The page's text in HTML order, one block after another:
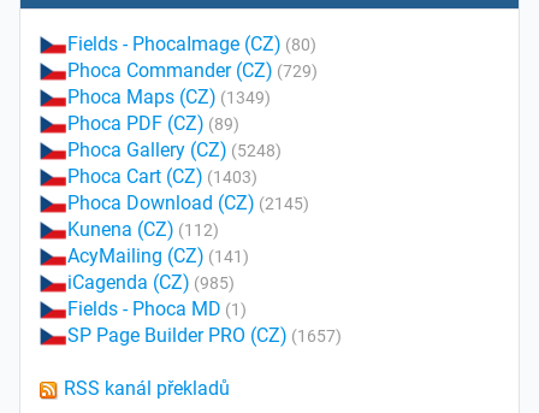
Fields - PhocaImage (CZ) (80)
Phoca Commander (CZ) (729)
Phoca Maps (CZ) (1349)
Phoca PDF (CZ) (89)
Phoca Gallery (CZ) (5248)
Phoca Cart (CZ) (1403)
Phoca Download (CZ) (2145)
Kunena (CZ) (112)
AcyMailing (CZ) (141)
iCagenda (CZ) (985)
Fields - Phoca MD (1)
SP Page Builder PRO (CZ) (1657)
RSS kanál překladů